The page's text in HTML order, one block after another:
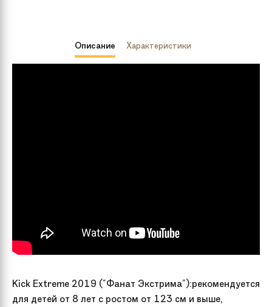
Описание Характеристики
Kick Extreme 2019 ("Фанат Экстрима"):рекомендуется
для детей от 8 лет с ростом от 123 см и выше,